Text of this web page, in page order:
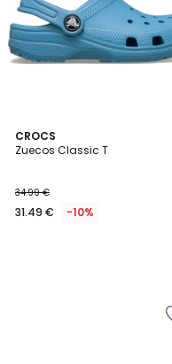
CROCS
Zuecos Classic T
34.99 €
31.49 € -10%